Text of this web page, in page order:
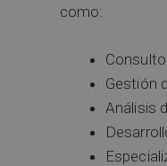
como:
Gestión
Análisis